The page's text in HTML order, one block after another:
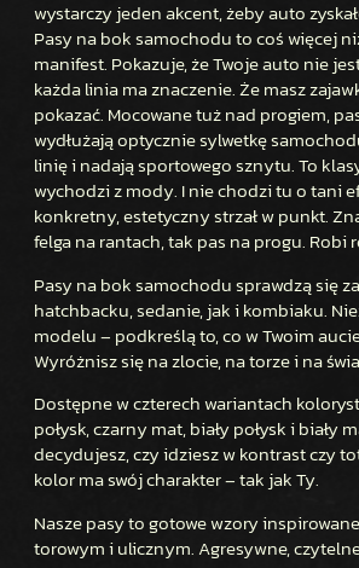
O
K
S
A
M
O
C
H
O
D
U
2
0
×
1
0
wystarczy jeden akcent, żeby auto
Pasy na bok samochodu to coś więcej
manifest. Pokazuje, że Twoje auto nie
każda linia ma znaczenie. Że masz
pokazać. Mocowane tuż nad progiem,
wydłużają optycznie sylwetkę
linię i nadają sportowego sznytu. To
wychodzi z mody. I nie chodzi tu o tani
konkretny, estetyczny strzał w punkt.
felga na rantach, tak pas na progu. Robi
Pasy na bok samochodu sprawdzą się
hatchbacku, sedanie, jak i kombiaku.
modelu – podkreślą to, co w Twoim
Wyróżnisz się na zlocie, na torze i na
Dostępne w czterech wariantach
połysk, czarny mat, biały połysk i biały
decydujesz, czy idziesz w kontrast czy
kolor ma swój charakter – tak jak Ty.
Nasze pasy to gotowe wzory
torowym i ulicznym. Agresywne,